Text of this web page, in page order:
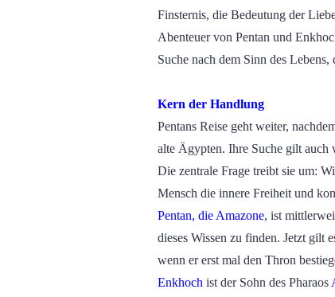
Finsternis, die Bedeutung der
Abenteuer von Pentan und
Suche nach dem Sinn des
Kern der Handlung
Pentans Reise geht weiter,
alte Ägypten. Ihre Suche gilt auch
Die zentrale Frage treibt sie um:
Mensch die innere Freiheit und
Pentan, die Amazone, ist
dieses Wissen zu finden. Jetzt gilt
wenn er erst mal den Thron
Enkhoch ist der Sohn des Pharaos